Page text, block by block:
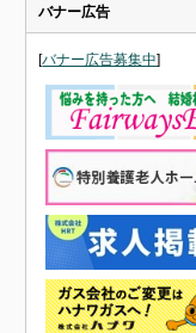
バナー広告
[バナー広告募集中]